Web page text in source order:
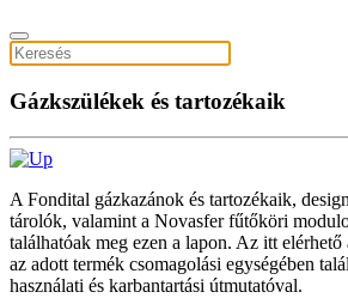
Gázkszülékek és tartozékaik
A Fondital gázkazánok és tartozékaik,
tárolók, valamint a Novasfer fűtőköri
találhatóak meg ezen a lapon. Az itt
az adott termék csomagolási egységében
használati és karbantartási útmutatóval.